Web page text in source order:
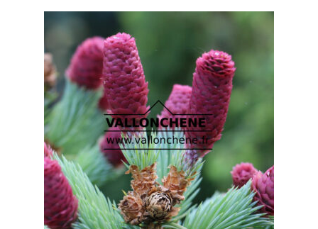
variations.
peuvent
être
choisies
sur
la
page
du
produit